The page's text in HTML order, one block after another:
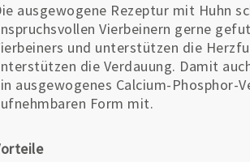
ausgewogene Rezeptur mit Huhn
Vierbeinern gerne
und unterstützen die
die Verdauung. Damit
ausgewogenes Calcium-Phosphor-
Form mit.